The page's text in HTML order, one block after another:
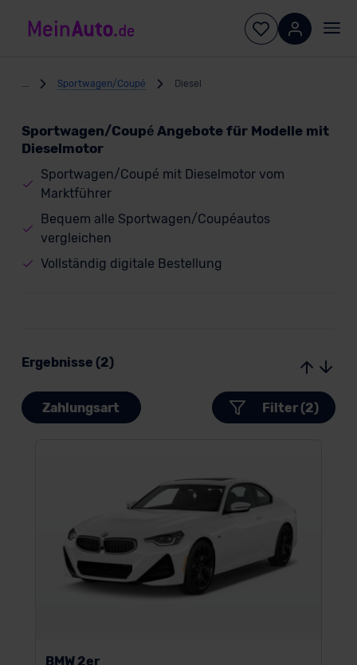
Sportwagen/Coupé Diesel
Sportwagen/Coupé Angebote für Modelle mit
Dieselmotor
Sportwagen/Coupé mit Dieselmotor vom
Marktführer
Bequem alle Sportwagen/Coupéautos
vergleichen
Vollständig digitale Bestellung
Ergebnisse (2)
Zahlungsart Filter (2)
BMW 2er